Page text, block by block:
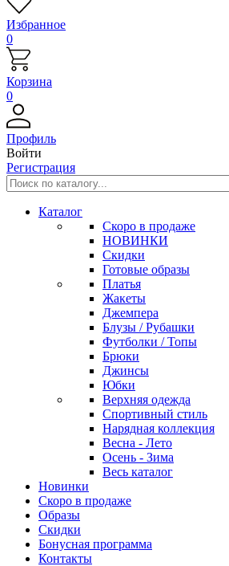
Избранное
0
Корзина
0
Профиль
Войти
Регистрация
Каталог
Скоро в продаже
НОВИНКИ
Скидки
Готовые образы
Платья
Жакеты
Джемпера
Блузы / Рубашки
Футболки / Топы
Брюки
Джинсы
Юбки
Верхняя одежда
Спортивный стиль
Нарядная коллекция
Весна - Лето
Осень - Зима
Весь каталог
Новинки
Скоро в продаже
Образы
Скидки
Бонусная программа
Контакты